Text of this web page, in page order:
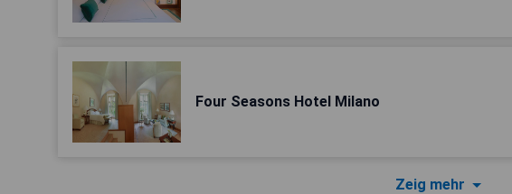
Four Seasons Hotel Milano
Zeig mehr